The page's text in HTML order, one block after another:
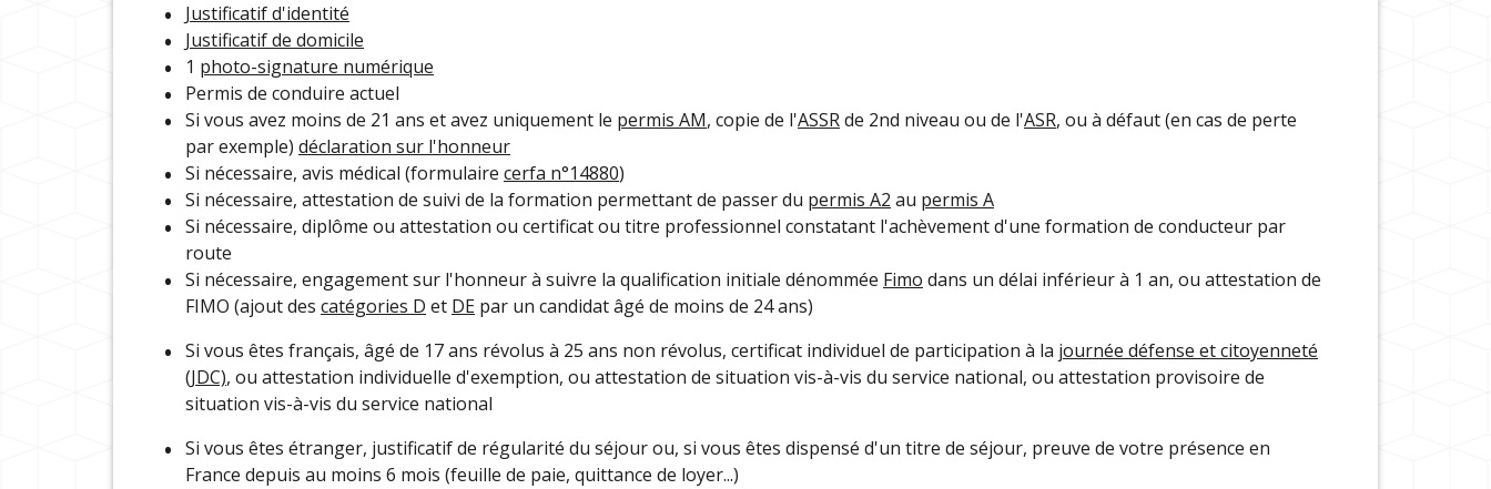
Justificatif d'identité
Justificatif de domicile
1 photo-signature numérique
Permis de conduire actuel
Si vous avez moins de 21 ans et avez uniquement le permis AM, copie de l'ASSRde 2nd niveau ou de l'ASR, ou à défaut (en cas de perte
par exemple) déclaration sur l'honneur
Si nécessaire, avis médical (formulaire cerfa n°14880)
Si nécessaire, attestation de suivi de la formation permettant de passer du permis A2 au permis A
Si nécessaire, diplôme ou attestation ou certificat ou titre professionnel constatant l'achèvement d'une formation de conducteur par
route
Si nécessaire, engagement sur l'honneur à suivre la qualification initiale dénommée Fimo dans un délai inférieur à 1 an, ou attestation de
FIMO (ajout des catégories D et DE par un candidat âgé de moins de 24 ans)
Si vous êtes français, âgé de 17 ans révolus à 25 ans non révolus, certificat individuel de participation à la journée défense et citoyenneté
(JDC), ou attestation individuelle d'exemption, ou attestation de situation vis-à-vis du service national, ou attestation provisoire de
situation vis-à-vis du service national
Si vous êtes étranger, justificatif de régularité du séjour ou, si vous êtes dispensé d'un titre de séjour, preuve de votre présence en
France depuis au moins 6 mois (feuille de paie, quittance de loyer...)